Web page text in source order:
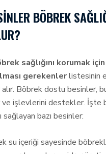
BÖBREK
sağlığını korumak
gerekenlerlistesinin
alır. Böbrek dostu besinler,
ve işlevlerini destekler. İşte
sağlayan bazı besinler:
su içeriği sayesinde